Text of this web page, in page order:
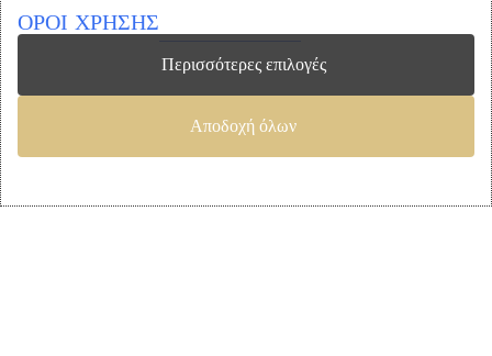
Όροι Χρήσης
Τρόποι Πληρωμής – Αποστολής
Προσωπικά Δεδομένα
Πολιτική Επιστροφής Προϊόντων
ΟΡΟΙ ΧΡΗΣΗΣ
Περισσότερες επιλογές
Αποδοχή όλων